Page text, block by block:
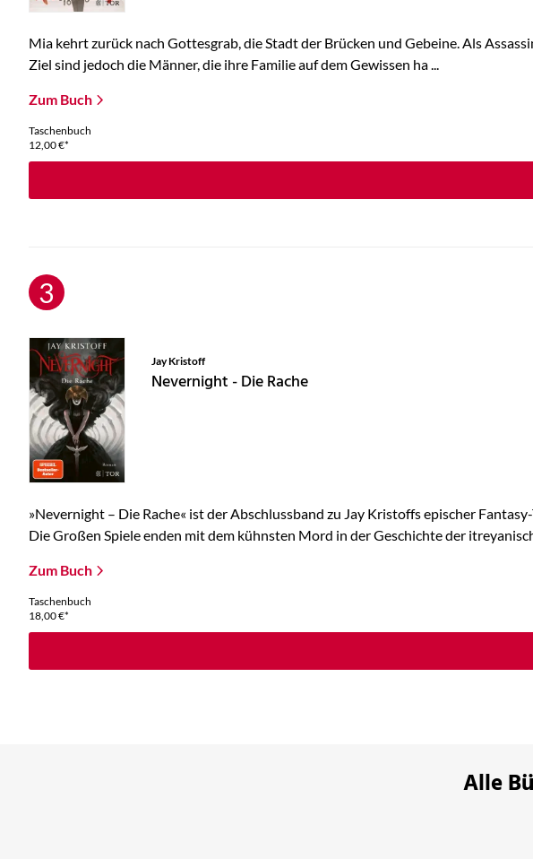
Mia kehrt zurück nach Gottesgrab, die Stadt der Brücken und Gebeine. Als
Ziel sind jedoch die Männer, die ihre Familie auf dem Gewissen ha ...
Zum Buch
Taschenbuch
12,00€*
Jay Kristoff
Nevernight - Die Rache
»Nevernight – Die Rache« ist der Abschlussband zu Jay Kristoffs epischer
Die Großen Spiele enden mit dem kühnsten Mord in der Geschichte der
Zum Buch
Taschenbuch
18,00€*
Alle